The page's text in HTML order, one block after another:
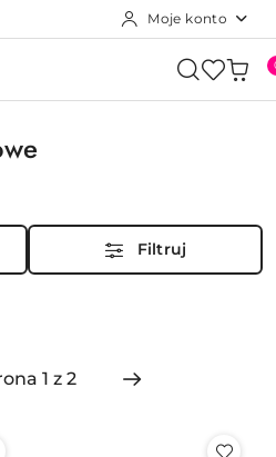
Moje konto
Filtruj